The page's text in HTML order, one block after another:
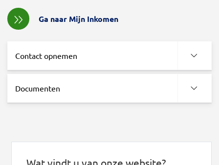
Ga naar Mijn Inkomen
Contact opnemen
Documenten
Wat vindt u van onze website?